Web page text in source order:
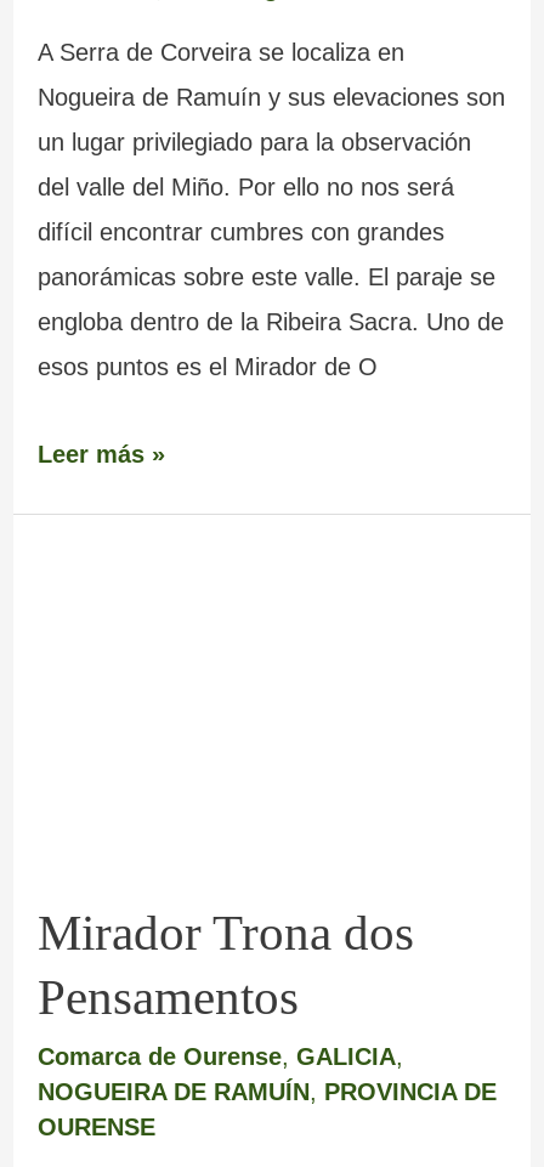
A Serra de Corveira se localiza en
Nogueira de Ramuín y sus elevaciones son
un lugar privilegiado para la observación
del valle del Miño. Por ello no nos será
difícil encontrar cumbres con grandes
panorámicas sobre este valle. El paraje se
engloba dentro de la Ribeira Sacra. Uno de
esos puntos es el Mirador de O
Leer más »
Mirador Trona dos
Pensamentos
Comarca de Ourense, GALICIA,
NOGUEIRA DE RAMUÍN, PROVINCIA DE
OURENSE